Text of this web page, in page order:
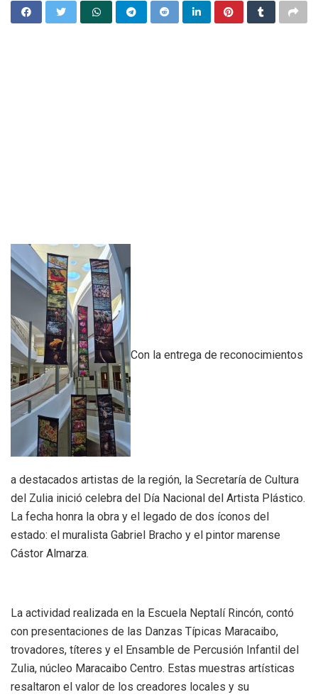
Con la entrega de reconocimientos
a destacados artistas de la región, la Secretaría de Cultura
del Zulia inició celebra del Día Nacional del Artista Plástico.
La fecha honra la obra y el legado de dos íconos del
estado: el muralista Gabriel Bracho y el pintor marense
Cástor Almarza.
La actividad realizada en la Escuela Neptalí Rincón, contó
con presentaciones de las Danzas Típicas Maracaibo,
trovadores, títeres y el Ensamble de Percusión Infantil del
Zulia, núcleo Maracaibo Centro. Estas muestras artísticas
resaltaron el valor de los creadores locales y su